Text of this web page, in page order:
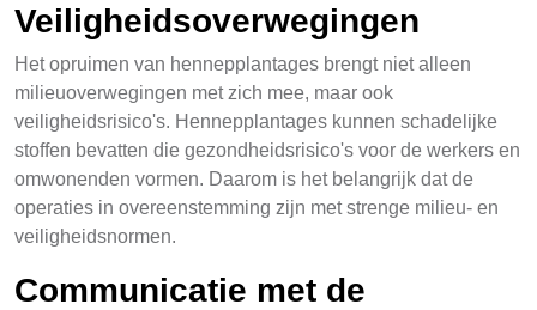
Veiligheidsoverwegingen
Het opruimen van hennepplantages brengt niet alleen
milieuoverwegingen met zich mee, maar ook
veiligheidsrisico's. Hennepplantages kunnen schadelijke
stoffen bevatten die gezondheidsrisico's voor de werkers en
omwonenden vormen. Daarom is het belangrijk dat de
operaties in overeenstemming zijn met strenge milieu- en
veiligheidsnormen.
Communicatie met de